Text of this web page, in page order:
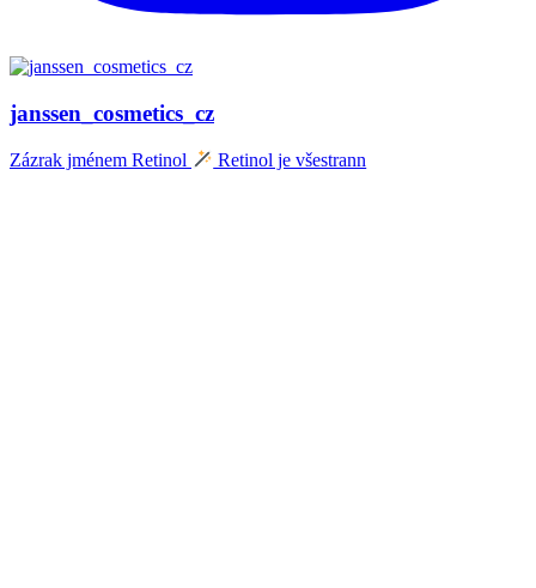
janssen_cosmetics_cz
Zázrak jménem Retinol Retinol je všestrann